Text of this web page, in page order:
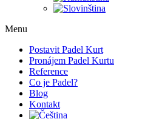
Menu
Postavit Padel Kurt
Pronájem Padel Kurtu
Reference
Co je Padel?
Blog
Kontakt